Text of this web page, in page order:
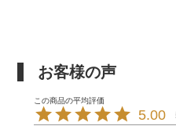
お客様の声
5.00